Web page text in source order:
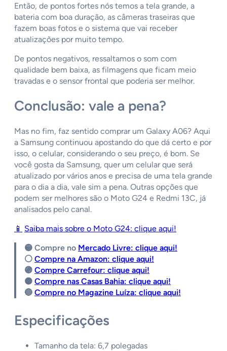
Então, de pontos fortes nós temos a tela grande, a
bateria com boa duração, as câmeras traseiras que
fazem boas fotos e o sistema que vai receber
atualizações por muito tempo.
De pontos negativos, ressaltamos o som com
qualidade bem baixa, as filmagens que ficam meio
travadas e o sensor frontal que poderia ser melhor.
Conclusão: vale a pena?
Mas no fim, faz sentido comprar um Galaxy A06? Aqui
a Samsung continuou apostando do que dá certo e por
isso, o celular, considerando o seu preço, é bom. Se
você gosta da Samsung, quer um celular que será
atualizado por vários anos e precisa de uma tela grande
para o dia a dia, vale sim a pena. Outras opções que
podem ser melhores são o Moto G24 e Redmi 13C, já
analisados pelo canal.
📱 Saiba mais sobre o Moto G24: clique aqui!
🟡 Compre no Mercado Livre: clique aqui!
⚪️ Compre na Amazon: clique aqui!
🟣 Compre Carrefour: clique aqui!
🟠 Compre nas Casas Bahia: clique aqui!
🔵 Compre no Magazine Luíza: clique aqui!
Especificações
Tamanho da tela: 6,7 polegadas